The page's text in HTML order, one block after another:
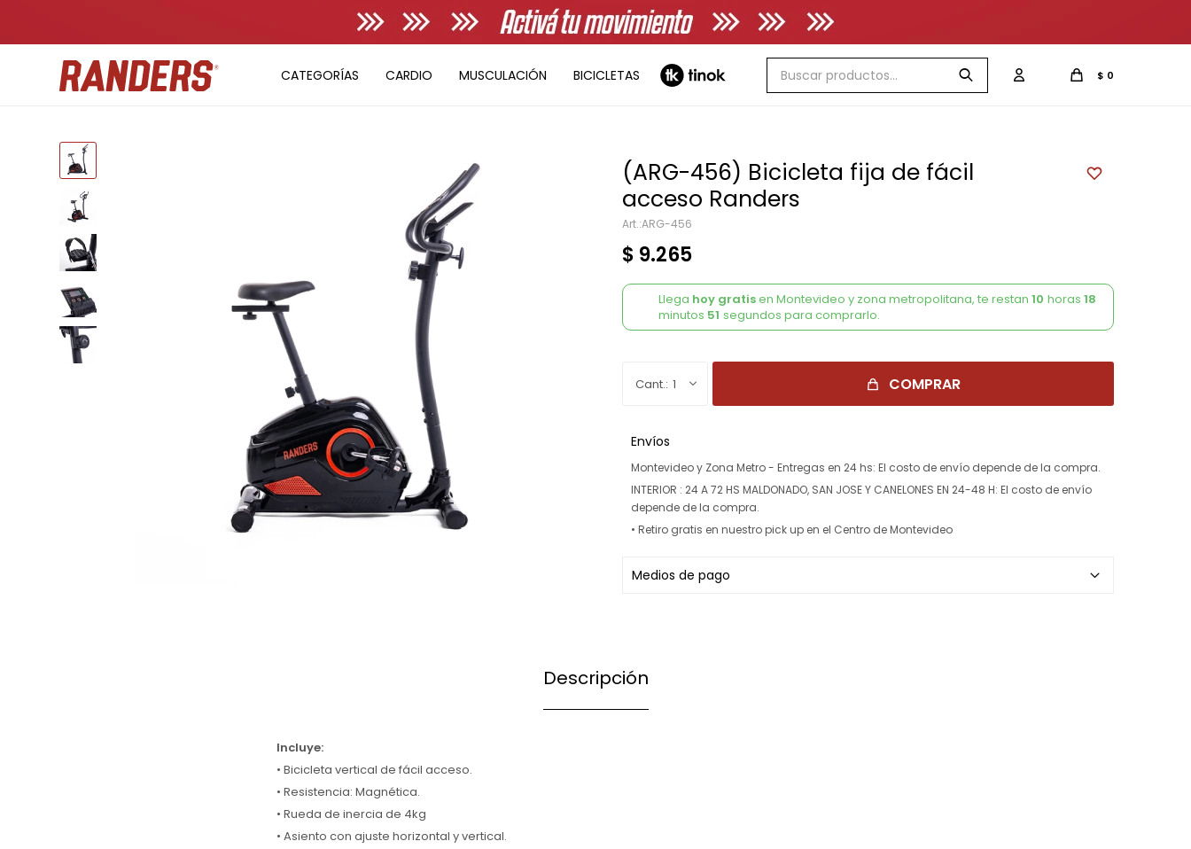
CATEGORÍAS CARDIO MUSCULACIÓN BICICLETAS $ 0
(ARG-456) Bicicleta fija de fácil
acceso Randers
ARG-456
$ 9.265
Llega hoy gratisen Montevideo y zona metropolitana, te restan 10 horas 18
minutos 51 segundos para comprarlo.
1 COMPRAR
Envíos
Montevideo y Zona Metro - Entregas en 24 hs: El costo de envío depende de la compra.
INTERIOR : 24 A 72 HS MALDONADO, SAN JOSE Y CANELONES EN 24-48 H: El costo de envío
depende de la compra.
• Retiro gratis en nuestro pick up en el Centro de Montevideo
Medios de pago
Descripción
Incluye:
• Bicicleta vertical de fácil acceso.
• Resistencia: Magnética.
• Rueda de inercia de 4kg
• Asiento con ajuste horizontal y vertical.